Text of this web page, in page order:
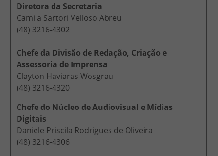
Diretora da Secretaria
Camila Sartori Velloso Abreu
(48) 3216-4302
Chefe da Divisão de Redação, Criação e
Assessoria de Imprensa
Clayton Haviaras Wosgrau
(48) 3216-4320
Chefe do Núcleo de Audiovisual e Mídias
Digitais
Daniele Priscila Rodrigues de Oliveira
(48) 3216-4306